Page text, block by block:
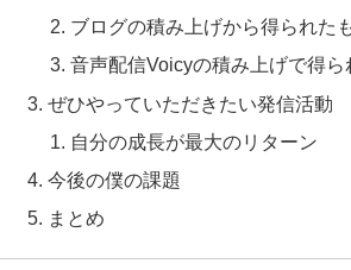
ブログの積み上げから得られた
音声配信Voicyの積み上げで得ら
ぜひやっていただきたい発信活動
自分の成長が最大のリターン
今後の僕の課題
まとめ